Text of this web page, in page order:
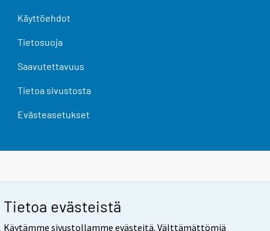
Tietoa evästeistä
Käytämme sivustollamme evästeitä. Välttämättömiä
Käyttöehdot
Tietosuoja
Saavutettavuus
Tietoa sivustosta
Evästeasetukset